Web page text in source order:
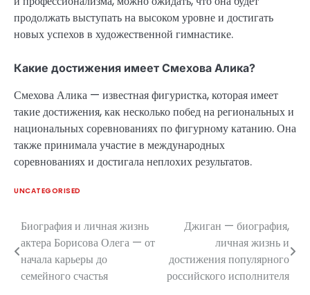
продолжать выступать на высоком уровне и достигать
новых успехов в художественной гимнастике.
Какие достижения имеет Смехова Алика?
Смехова Алика — известная фигуристка, которая имеет
такие достижения, как несколько побед на региональных и
национальных соревнованиях по фигурному катанию. Она
также принимала участие в международных
соревнованиях и достигала неплохих результатов.
UNCATEGORISED
Навигация
по
записям
Биография и личная жизнь
актера Борисова Олега — от
начала карьеры до
семейного счастья
Джиган — биография,
личная жизнь и
достижения популярного
российского исполнителя